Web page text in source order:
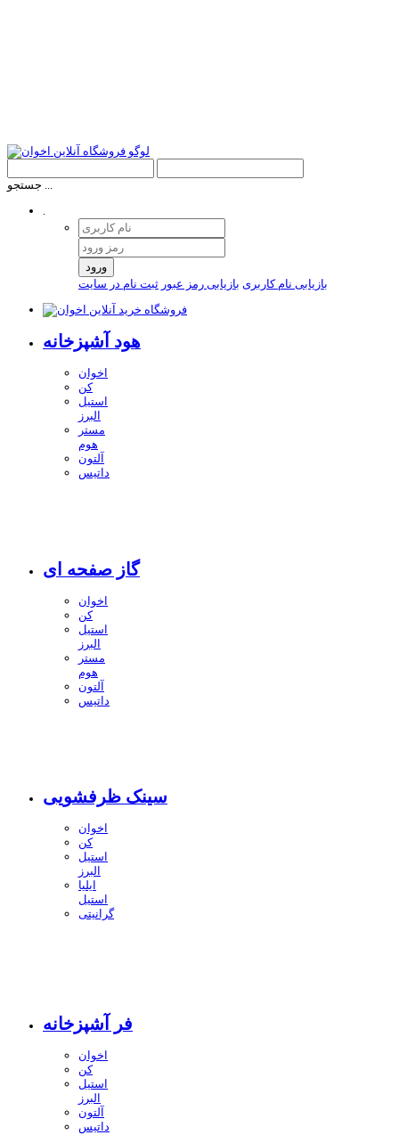
جستجو ...
.
ورود
بازیابی نام کاربری بازیابی رمز عبور ثبت نام در سایت
هود آشپزخانه
اخوان
کن
استیل
البرز
مستر
هوم
آلتون
داتیس
گاز صفحه ای
اخوان
کن
استیل
البرز
مستر
هوم
آلتون
داتیس
سینک ظرفشویی
اخوان
کن
استیل
البرز
ایلیا
استیل
گرانیتی
فر آشپزخانه
اخوان
کن
استیل
البرز
آلتون
داتیس